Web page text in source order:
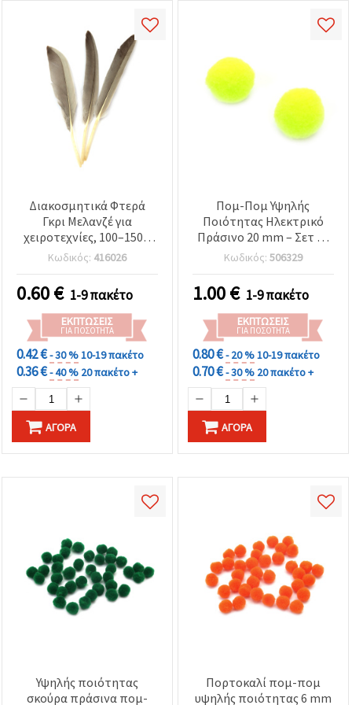
Διακοσμητικά Φτερά
Γκρι Μελανζέ για
χειροτεχνίες, 100–150 x
15–20 mm, 10 τεμ.
Κωδικός: 416026
0.60€ 1-9 πακέτο
ΕΚΠΤΏΣΕΙΣ
ΓΙΑ ΠΟΣΌΤΗΤΑ
0.42 €- 30 %10-19 πακέτο
0.36 €- 40 % 20 πακέτο +
ΑΓΟΡΆ
Πομ-Πομ Υψηλής
Ποιότητας Ηλεκτρικό
Πράσινο 20 mm – Σετ 50
τεμαχίων, Μαλακά και
Αφράτα Μπαλάκια,
Ιδανικά για Φωτεινές και
Δημιουργικές
Κατασκευές Χειροτεχνίας
(DIY)
Κωδικός: 506329
1.00€ 1-9 πακέτο
ΕΚΠΤΏΣΕΙΣ
ΓΙΑ ΠΟΣΌΤΗΤΑ
0.80 €- 20 %10-19 πακέτο
0.70 €- 30 % 20 πακέτο +
ΑΓΟΡΆ
Υψηλής ποιότητας
σκούρα πράσινα πομ-
Πορτοκαλί πομ-πομ
υψηλής ποιότητας 6 mm